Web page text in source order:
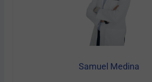
Samuel Medina